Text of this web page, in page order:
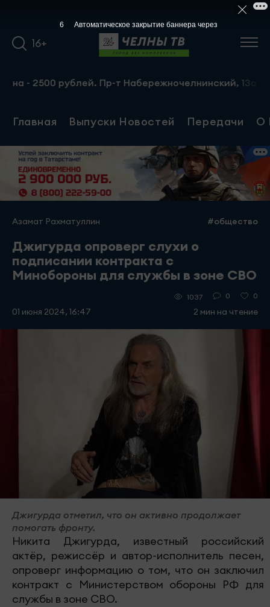
16+
рублей. Пр-т Набережночелнинский, 13а. Тел.: 8-
Главная Выпуски Новостей Передачи О
Азамат Рахматуллин #общество
Джигурда опроверг слухи о
подписании контракта с
Минобороны для службы в зоне СВО
01 июня 2024, 16:47
1037 0 0
2 мин на чтение
Джигурда отметил, что он активно продолжает
помогать фронту.
Никита Джигурда, известный российский
актёр, режиссёр и автор-исполнитель песен,
опроверг информацию о том, что он заключил
контракт с Министерством обороны РФ для
службы в зоне СВО.
5 Автоматическое закрытие баннера через